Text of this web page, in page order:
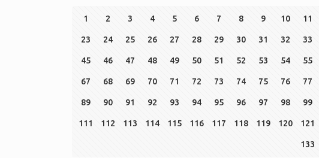
1 2 3 4 5 6 7 8 9 10 11
23 24 25 26 27 28 29 30 31 32 33
45 46 47 48 49 50 51 52 53 54 55
67 68 69 70 71 72 73 74 75 76 77
89 90 91 92 93 94 95 96 97 98 99
111 112 113 114 115 116 117 118 119 120 121
133